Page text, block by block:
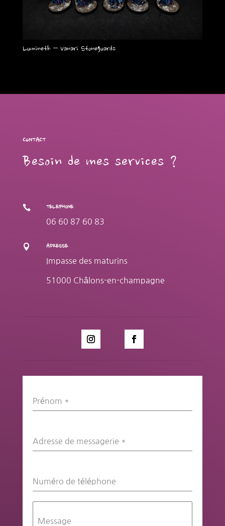
Lumineth – Vanari Stoneguards
CONTACT
Besoin de mes services ?
 TELEPHONE
06 60 87 60 83
 ADRESSE
Impasse des maturins
51000 Châlons-en-champagne
Prénom *
Adresse de messagerie *
Numéro de téléphone
Message